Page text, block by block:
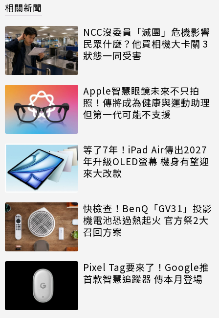
相關新聞
NCC沒委員「滅團」危機影響
民眾什麼？他買相機大卡關 3
狀態一同受害
Apple智慧眼鏡未來不只拍
照！傳將成為健康與運動助理
但第一代可能不支援
等了7年！iPad Air傳出2027
年升級OLED螢幕 機身有望迎
來大改款
快檢查！BenQ「GV31」投影
機電池恐過熱起火 官方祭2大
召回方案
Pixel Tag要來了！Google推
首款智慧追蹤器 傳本月登場